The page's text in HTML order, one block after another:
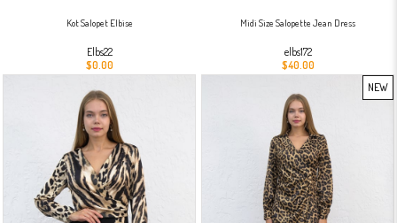
Kot Salopet Elbise
Elbs22
$0.00
Midi Size Salopette Jean Dress
elbs172
$40.00
NEW